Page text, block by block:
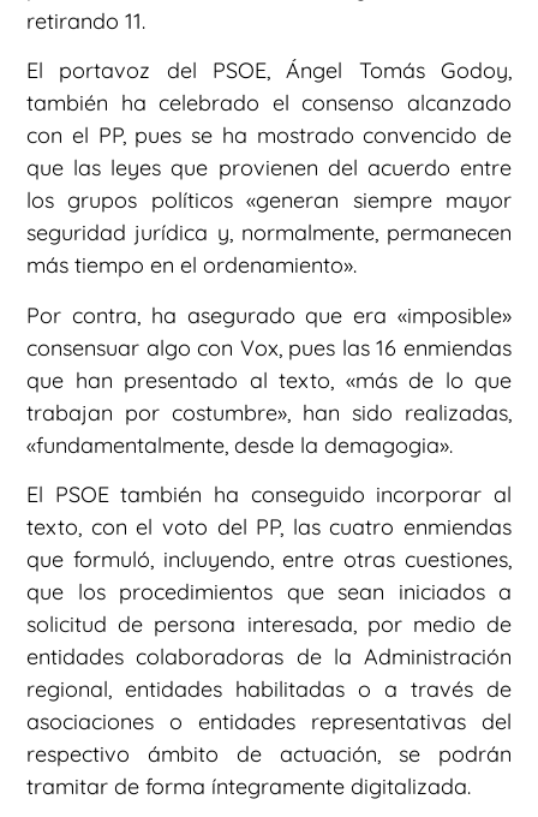
retirando 11.
El portavoz del PSOE, Ángel Tomás Godoy,
también ha celebrado el consenso alcanzado
con el PP, pues se ha mostrado convencido de
que las leyes que provienen del acuerdo entre
los grupos políticos «generan siempre mayor
seguridad jurídica y, normalmente, permanecen
más tiempo en el ordenamiento».
Por contra, ha asegurado que era «imposible»
consensuar algo con Vox, pues las 16 enmiendas
que han presentado al texto, «más de lo que
trabajan por costumbre», han sido realizadas,
«fundamentalmente, desde la demagogia».
El PSOE también ha conseguido incorporar al
texto, con el voto del PP, las cuatro enmiendas
que formuló, incluyendo, entre otras cuestiones,
que los procedimientos que sean iniciados a
solicitud de persona interesada, por medio de
entidades colaboradoras de la Administración
regional, entidades habilitadas o a través de
asociaciones o entidades representativas del
respectivo ámbito de actuación, se podrán
tramitar de forma íntegramente digitalizada.